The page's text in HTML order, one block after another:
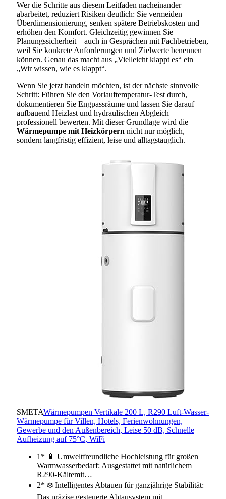
Wer die Schritte aus diesem Leitfaden nacheinander
abarbeitet, reduziert Risiken deutlich: Sie vermeiden
Überdimensionierung, senken spätere Betriebskosten und
erhöhen den Komfort. Gleichzeitig gewinnen Sie
Planungssicherheit – auch in Gesprächen mit Fachbetrieben,
weil Sie konkrete Anforderungen und Zielwerte benennen
können. Genau das macht aus „Vielleicht klappt es“ ein
„Wir wissen, wie es klappt“.
Wenn Sie jetzt handeln möchten, ist der nächste sinnvolle
Schritt: Führen Sie den Vorlauftemperatur-Test durch,
dokumentieren Sie Engpassräume und lassen Sie darauf
aufbauend Heizlast und hydraulischen Abgleich
professionell bewerten. Mit dieser Grundlage wird die
Wärmepumpe mit Heizkörpern nicht nur möglich,
sondern langfristig effizient, leise und alltagstauglich.
SMETAWärmepumpen Vertikale 200 L, R290 Luft-Wasser-
Wärmepumpe für Villen, Hotels, Ferienwohnungen,
Gewerbe und den Außenbereich, Leise 50 dB, Schnelle
Aufheizung auf 75°C, WiFi
1* 🔋 Umweltfreundliche Hochleistung für großen
Warmwasserbedarf: Ausgestattet mit natürlichem
R290-Kältemit…
2* ❄️ Intelligentes Abtauen für ganzjährige Stabilität: